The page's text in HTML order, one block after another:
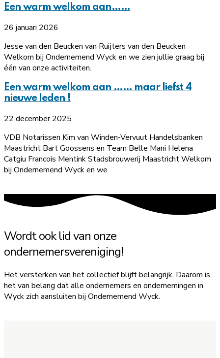
Een warm welkom aan……
26 januari 2026
Jesse van den Beucken van Ruijters van den Beucken
Welkom bij Ondernemend Wyck en we zien jullie graag bij
één van onze activiteiten.
Een warm welkom aan …… maar liefst 4
nieuwe leden !
22 december 2025
VDB Notarissen Kim van Winden-Vervuut Handelsbanken
Maastricht Bart Goossens en Team Belle Mani Helena
Catgiu Francois Mentink Stadsbrouwerij Maastricht Welkom
bij Ondernemend Wyck en we
Wordt ook lid van onze
ondernemersvereniging!
Het versterken van het collectief blijft belangrijk. Daarom is
het van belang dat alle ondernemers en ondernemingen in
Wyck zich aansluiten bij Ondernemend Wyck.